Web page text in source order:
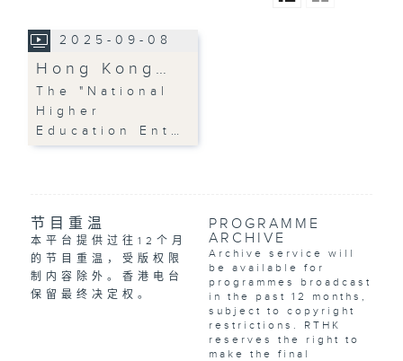
2025-09-08
Hong Kong…
The "National
Higher
Education Ent…
节目重温
本平台提供过往12个月
的节目重温，受版权限
制内容除外。香港电台
保留最终决定权。
PROGRAMME
ARCHIVE
Archive service will
be available for
programmes broadcast
in the past 12 months,
subject to copyright
restrictions. RTHK
reserves the right to
make the final